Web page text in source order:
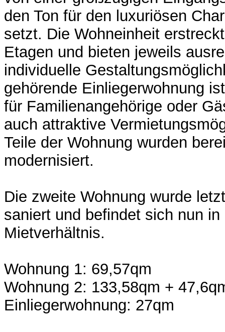
den Ton für den luxuriösen
setzt. Die Wohneinheit
Etagen und bieten jeweils
individuelle
gehörende Einliegerwohnung
für Familienangehörige oder
auch attraktive
Teile der Wohnung wurden
modernisiert.
Die zweite Wohnung wurde
saniert und befindet sich nun
Mietverhältnis.
Wohnung 1: 69,57qm
Wohnung 2: 133,58qm +
Einliegerwohnung: 27qm